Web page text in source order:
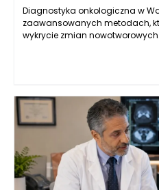
Diagnostyka onkologiczna w
zaawansowanych metodach,
wykrycie zmian
tym oznaczenia markerów
wskazywać na obecność
postępowi w dziedzinie genetyki,
również badania molekularne,
genów związanych z
spersonalizowane podejście do
zrozumienie, że wczesne
skuteczne leczenie oraz